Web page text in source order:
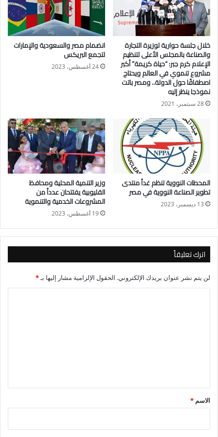
بلغت حمولة البضائع العامة 45772,92 طن، وإجمالي حمولة الصب
الجاف 9264,00 طن، وإجمالي حمولة الحاويات 26758,89 طن.
كما بلغ معدل تداول الحاويات 2970 حاوية مكافئة، ووصل إجمالي
عدد السفن إلى 43 سفينة بمعدل نمو 34.38%، بواقع 20 سفينة
حاويات و سفينة واحدة خدمات بحرية.
وذكرت أنه يتم التنسيق الدائم بين الجهات المعنية بالموانئ التابعة
لتسهيل الإجراءات الخاصة بدخول وخروج السفن من وإلى الموانئ
واتخاذ التدابير الوقائية اللازمة كافة.
خلال جلسة حوارية لوزيرة التجارة
والصناعة بالمجلس الأعلى لتنظيم
الإعلام كرم جبر: “حياة كريمة” أكبر
مشروع تنموي في العالم ويحتاج
اصطفافًا حول الدولة.. ومصر باتت
نموذجا ينظر إليه
28 سبتمبر، 2021
انضمام مصر والسعودية والإمارات
لتجمع البريكس
24 أغسطس، 2023
المحطات النووية تنظم غداً منتدى
تطوير الصناعة النووية في مصر
13 ديسمبر، 2023
وزير التنمية المحلية ومحافظ
القليوبية يفتتحان عدداً من
المشروعات الخدمية والتنموية
19 أغسطس، 2023
اترك تعليقاً
لن يتم نشر عنوان بريدك الإلكتروني. الحقول الإلزامية مشار إليها بـ*
*
الاسم *